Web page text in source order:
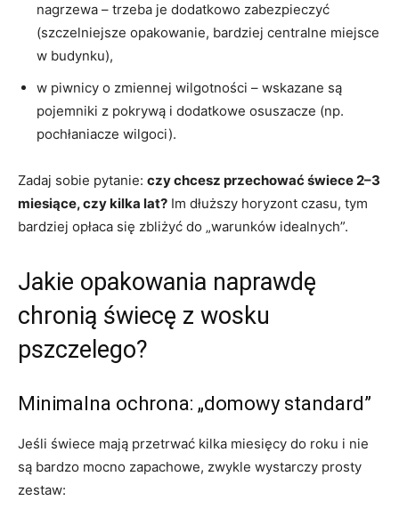
nagrzewa – trzeba je dodatkowo zabezpieczyć
(szczelniejsze opakowanie, bardziej centralne miejsce
w budynku),
w piwnicy o zmiennej wilgotności – wskazane są
pojemniki z pokrywą i dodatkowe osuszacze (np.
pochłaniacze wilgoci).
Zadaj sobie pytanie: czy chcesz przechować świece 2–3
miesiące, czy kilka lat? Im dłuższy horyzont czasu, tym
bardziej opłaca się zbliżyć do „warunków idealnych”.
Jakie opakowania naprawdę
chronią świecę z wosku
pszczelego?
Minimalna ochrona: „domowy standard”
Jeśli świece mają przetrwać kilka miesięcy do roku i nie
są bardzo mocno zapachowe, zwykle wystarczy prosty
zestaw: